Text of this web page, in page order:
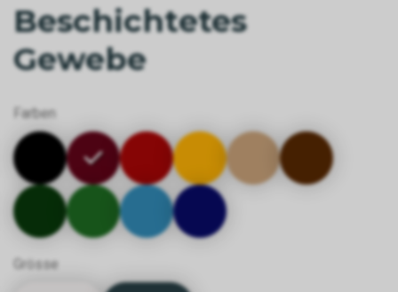
Beschichtetes
Gewebe
Farben
Grösse